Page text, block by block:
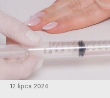
12 lipca 2024